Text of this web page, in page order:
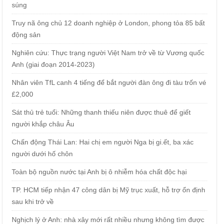
súng
Truy nã ông chủ 12 doanh nghiệp ở London, phong tỏa 85 bất
động sản
Nghiên cứu: Thực trạng người Việt Nam trở về từ Vương quốc
Anh (giai đoạn 2014-2023)
Nhân viên TfL canh 4 tiếng để bắt người đàn ông đi tàu trốn vé
£2,000
Sát thủ trẻ tuổi: Những thanh thiếu niên được thuê để giết
người khắp châu Âu
Chấn động Thái Lan: Hai chị em người Nga bị gi.ết, ba xác
người dưới hố chôn
Toàn bộ nguồn nước tại Anh bị ô nhiễm hóa chất độc hại
TP. HCM tiếp nhận 47 công dân bị Mỹ trục xuất, hỗ trợ ổn định
sau khi trở về
Nghịch lý ở Anh: nhà xây mới rất nhiều nhưng không tìm được